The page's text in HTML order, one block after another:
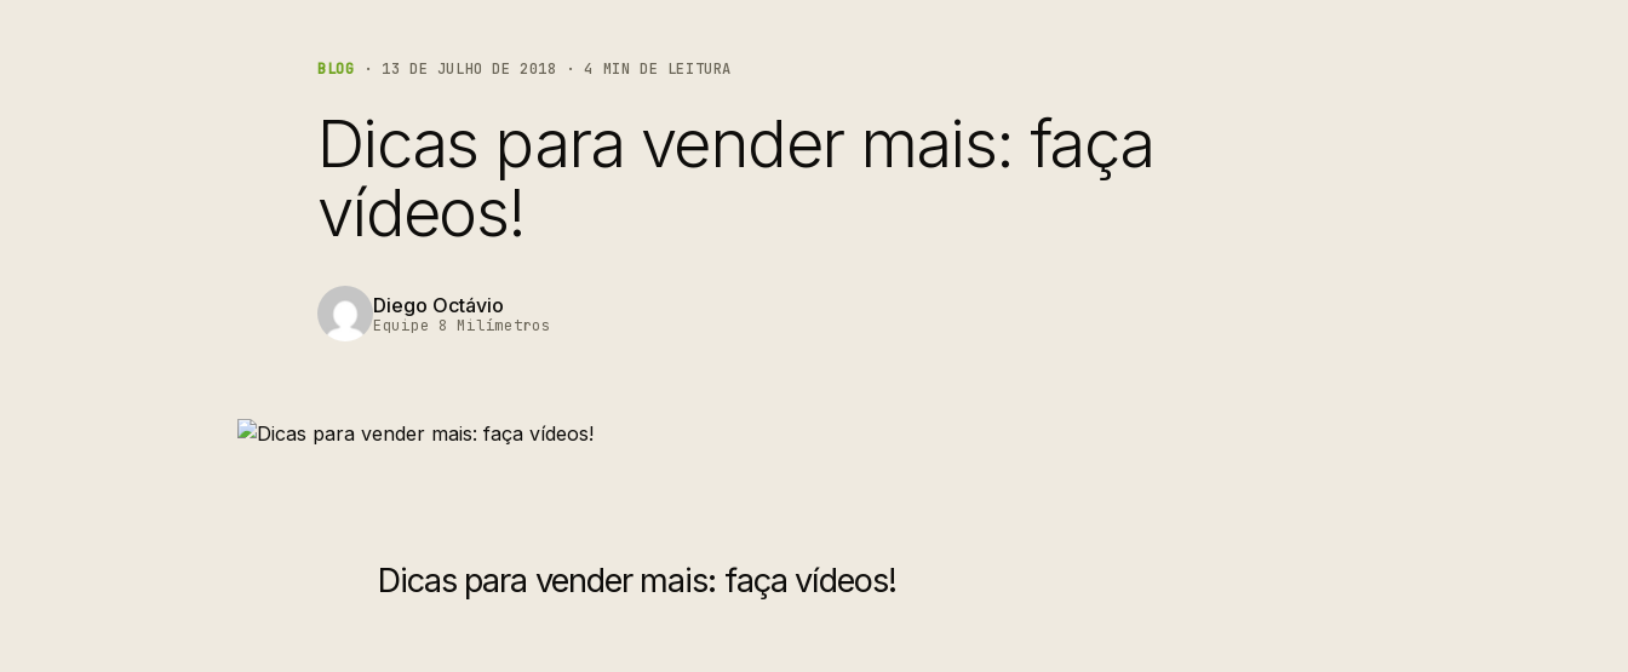
BLOG · 13 DE JULHO DE 2018 · 4 MIN DE LEITURA
Dicas para vender mais: faça
vídeos!
Diego Octávio
Equipe 8 Milímetros
Dicas para vender mais: faça vídeos!